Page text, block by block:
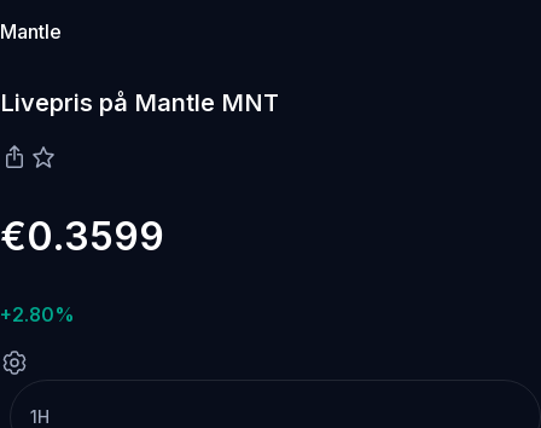
Mantle
Livepris på Mantle MNT
€0.3599
+2.80%
1H